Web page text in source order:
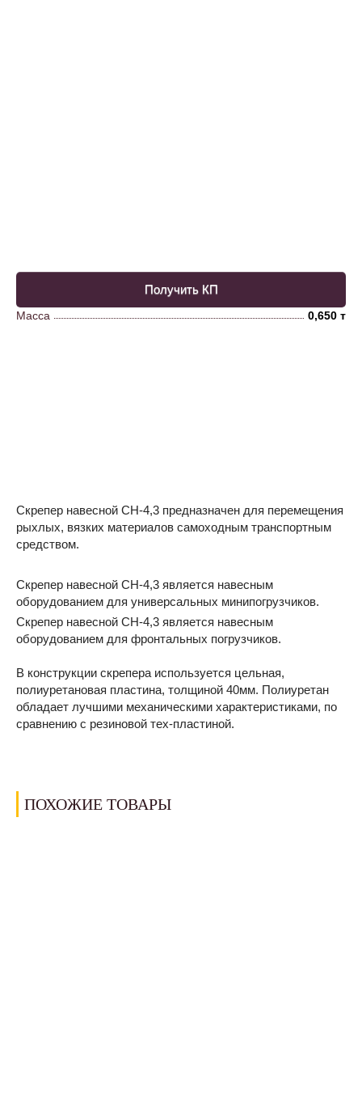
Получить КП
Масса 0,650 т
Скрепер навесной СН-4,3 предназначен для перемещения
рыхлых, вязких материалов самоходным транспортным
средством.
Скрепер навесной СН-4,3 является навесным
оборудованием для универсальных минипогрузчиков.
Скрепер навесной СН-4,3 является навесным
оборудованием для фронтальных погрузчиков.
В конструкции скрепера используется цельная,
полиуретановая пластина, толщиной 40мм. Полиуретан
обладает лучшими механическими характеристиками, по
сравнению с резиновой тех-пластиной.
ПОХОЖИЕ ТОВАРЫ